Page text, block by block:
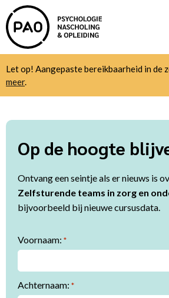
Let op! Aangepaste bereikbaarheid in de
meer.
Op de hoogte
Ontvang een seintje als er nieuws is
Zelfsturende teams in zorg en
bijvoorbeeld bij nieuwe cursusdata.
Voornaam: *
Achternaam: *